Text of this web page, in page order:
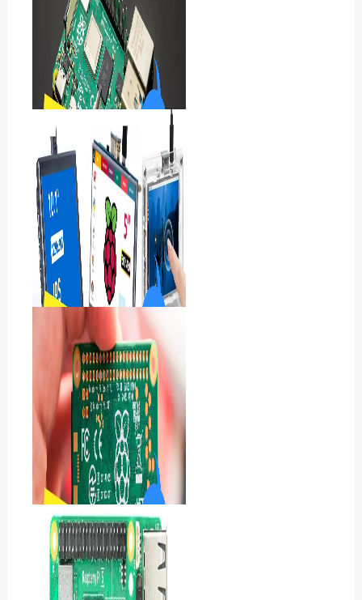
ラズベリーパイおすすめ7選
初心者もできる入門キット
ラズパイ向けモニターおす
すめ14選｜Raspberry Pi向
けの人気機種